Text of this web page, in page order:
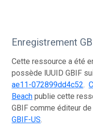
Enregistrement
Cette ressource a été
possède lUUID GBIF
ae11-072899dd4c52.
Beach publie cette
GBIF comme éditeur
GBIF-US.